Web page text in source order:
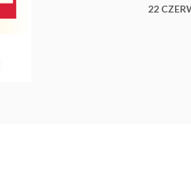
22